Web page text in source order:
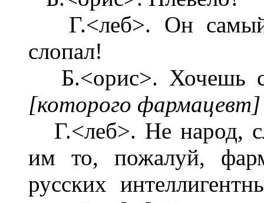
Г.<леб>. Он самый
слопал!
Б.<орис>. Хочешь
[которого
Г.<леб>. Не народ,
им то, пожалуй,
русских